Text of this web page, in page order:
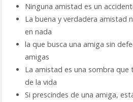
Ninguna amistad es un
La buena y verdadera amistad
en nada
la que busca una amiga sin
amigas
La amistad es una sombra que
de la vida
Si prescindes de una amiga,